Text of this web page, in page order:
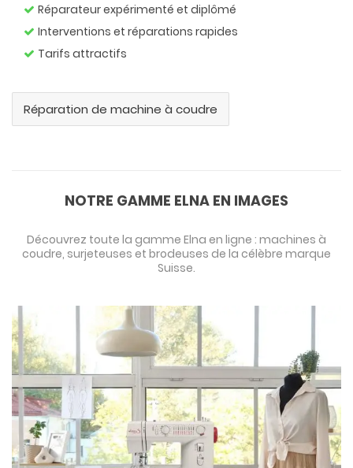
Réparateur expérimenté et diplômé
Interventions et réparations rapides
Tarifs attractifs
Réparation de machine à coudre
NOTRE GAMME ELNA EN IMAGES
Découvrez toute la gamme Elna en ligne : machines à
coudre, surjeteuses et brodeuses de la célèbre marque
Suisse.